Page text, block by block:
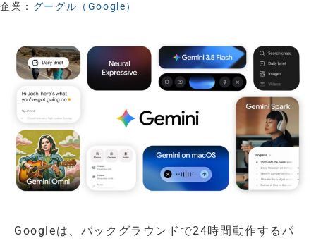
企業： グーグル（Google）
Googleは、バックグラウンドで24時間動作するパ